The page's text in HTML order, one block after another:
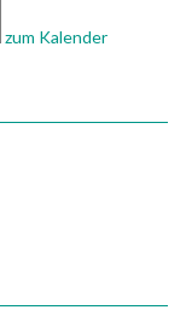
zum Kalender